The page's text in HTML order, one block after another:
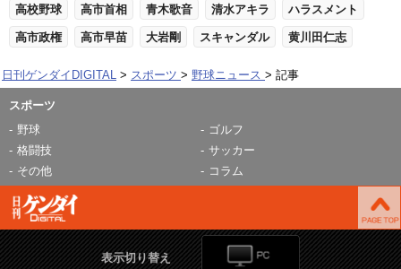
高校野球 高市首相 青木歌音 清水アキラ ハラスメント
高市政権 高市早苗 大岩剛 スキャンダル 黄川田仁志
日刊ゲンダイDIGITAL スポーツ 野球ニュース 記事
スポーツ
野球
ゴルフ
格闘技
サッカー
その他
コラム
表示切り替え